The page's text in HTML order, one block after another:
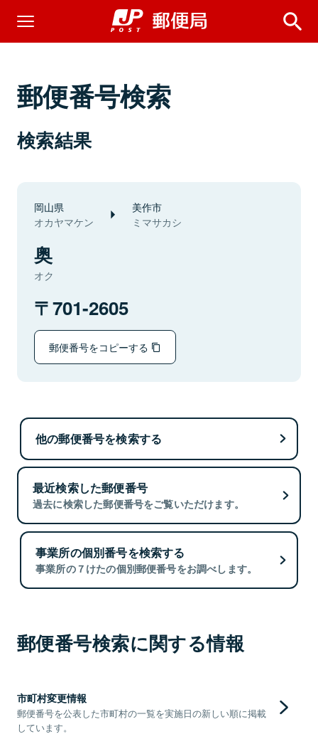
郵便番号検索
検索結果
岡山県
オカヤマケン
美作市
ミマサカシ
奥
オク
701-2605
郵便番号をコピーする
他の郵便番号を検索する
最近検索した郵便番号
過去に検索した郵便番号をご覧いただけます。
事業所の個別番号を検索する
事業所の７けたの個別郵便番号をお調べします。
郵便番号検索に関する情報
市町村変更情報
郵便番号を公表した市町村の一覧を実施日の新しい順に掲載
しています。